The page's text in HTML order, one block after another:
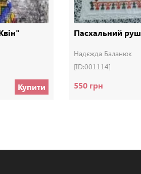
Купити
Пасхальний
Надєжда Баланюк
[ID:001114]
550 грн